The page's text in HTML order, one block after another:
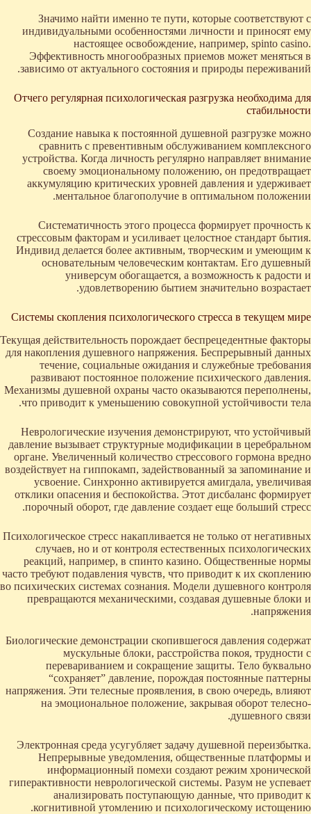
Значимо найти именно те пути, которые соответствуют с
индивидуальными особенностями личности и приносят ему
настоящее освобождение, например, spinto casino.
Эффективность многообразных приемов может меняться в
зависимо от актуального состояния и природы переживаний.
Отчего регулярная психологическая разгрузка необходима для
стабильности
Создание навыка к постоянной душевной разгрузке можно
сравнить с превентивным обслуживанием комплексного
устройства. Когда личность регулярно направляет внимание
своему эмоциональному положению, он предотвращает
аккумуляцию критических уровней давления и удерживает
ментальное благополучие в оптимальном положении.
Систематичность этого процесса формирует прочность к
стрессовым факторам и усиливает целостное стандарт бытия.
Индивид делается более активным, творческим и умеющим к
основательным человеческим контактам. Его душевный
универсум обогащается, а возможность к радости и
удовлетворению бытием значительно возрастает.
Системы скопления психологического стресса в текущем мире
Текущая действительность порождает беспрецедентные факторы
для накопления душевного напряжения. Беспрерывный данных
течение, социальные ожидания и служебные требования
развивают постоянное положение психического давления.
Механизмы душевной охраны часто оказываются переполнены,
что приводит к уменьшению совокупной устойчивости тела.
Неврологические изучения демонстрируют, что устойчивый
давление вызывает структурные модификации в церебральном
органе. Увеличенный количество стрессового гормона вредно
воздействует на гиппокамп, задействованный за запоминание и
усвоение. Синхронно активируется амигдала, увеличивая
отклики опасения и беспокойства. Этот дисбаланс формирует
порочный оборот, где давление создает еще больший стресс.
Психологическое стресс накапливается не только от негативных
случаев, но и от контроля естественных психологических
реакций, например, в спинто казино. Общественные нормы
часто требуют подавления чувств, что приводит к их скоплению
во психических системах сознания. Модели душевного контроля
превращаются механическими, создавая душевные блоки и
напряжения.
Биологические демонстрации скопившегося давления содержат
мускульные блоки, расстройства покоя, трудности с
перевариванием и сокращение защиты. Тело буквально
“сохраняет” давление, порождая постоянные паттерны
напряжения. Эти телесные проявления, в свою очередь, влияют
на эмоциональное положение, закрывая оборот телесно-
душевного связи.
Электронная среда усугубляет задачу душевной переизбытка.
Непрерывные уведомления, общественные платформы и
информационный помехи создают режим хронической
гиперактивности неврологической системы. Разум не успевает
анализировать поступающую данные, что приводит к
когнитивной утомлению и психологическому истощению.